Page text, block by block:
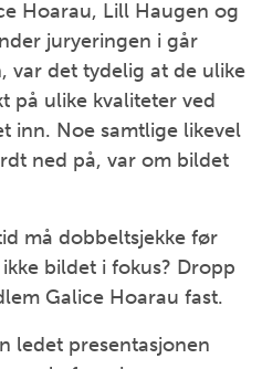
Hoarau, Lill Haugen og
juryeringen i går
var det tydelig at de ulike
på ulike kvaliteter ved
inn. Noe samtlige likevel
ned på, var om bildet
må dobbeltsjekke før
bildet i fokus? Dropp
Galice Hoarau fast.
ledet presentasjonen